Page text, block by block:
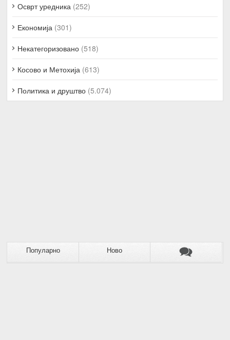
Осврт уредника (252)
Економија (301)
Некатегоризовано (518)
Косово и Метохија (613)
Политика и друштво (5.074)
Популарно Ново